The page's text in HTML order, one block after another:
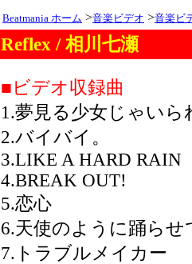
Beatmania ホーム >音楽ビデオ >音楽ビ
Reflex / 相川七瀬
■ビデオ収録曲
1.夢見る少女じゃいら
2.バイバイ。
3.LIKE A HARD RAIN
4.BREAK OUT!
5.恋心
6.天使のように踊らせ
7.トラブルメイカー